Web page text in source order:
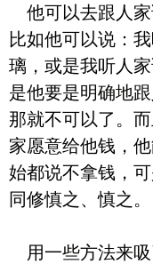
他可以去跟人家
比如他可以说：
璃，或是我听人
是他要是明确地
那就不可以了。
家愿意给他钱，
始都说不拿钱，
同修慎之、慎之。
用一些方法来